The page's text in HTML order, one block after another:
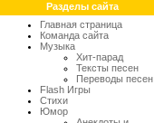
Разделы сайта
Главная страница
Команда сайта
Музыка
Хит-парад
Тексты песен
Переводы песен
Flash Игры
Стихи
Юмор